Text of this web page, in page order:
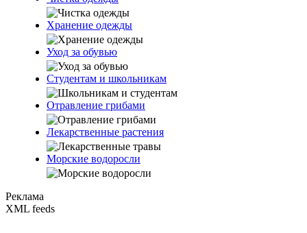
Хранение одежды
Уход за обувью
Студентам и школьникам
Отравление грибами
Лекарственные растения
Морские водоросли
Реклама
XML feeds